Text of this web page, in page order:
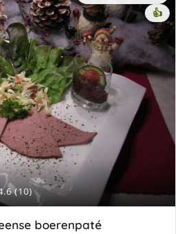
(10)
👍
boerenpaté